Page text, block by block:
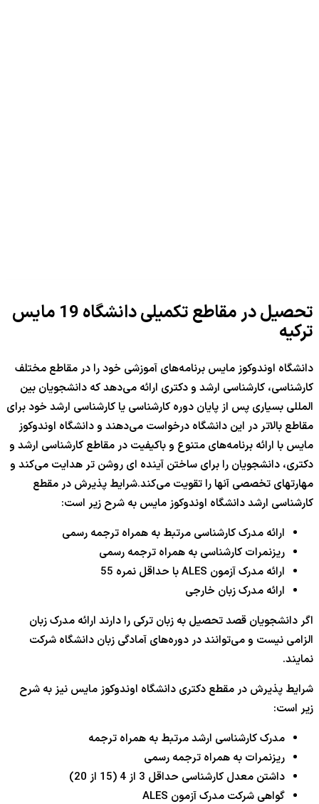
تحصیل در مقاطع تکمیلی دانشگاه 19 مایس
ترکیه
دانشگاه اوندوکوز مایس برنامه‌های آموزشی خود را در مقاطع مختلف
کارشناسی، کارشناسی ارشد و دکتری ارائه می‌دهد که دانشجویان بین
المللی بسیاری پس از پایان دوره کارشناسی یا کارشناسی ارشد خود برای
مقاطع بالاتر در این دانشگاه درخواست می‌دهند و دانشگاه اوندوکوز
مایس با ارائه برنامه‌های متنوع و باکیفیت در مقاطع کارشناسی ارشد و
دکتری، دانشجویان را برای ساختن آینده ای روشن تر هدایت می‌کند و
مهارتهای تخصصی آنها را تقویت می‌کند.شرایط پذیرش در مقطع
کارشناسی ارشد دانشگاه اوندوکوز مایس به شرح زیر است:
ارائه مدرک کارشناسی مرتبط به همراه ترجمه رسمی
ریزنمرات کارشناسی به همراه ترجمه رسمی
ارائه مدرک آزمون ALES با حداقل نمره 55
ارائه مدرک زبان خارجی
اگر دانشجویان قصد تحصیل به زبان ترکی را دارند ارائه مدرک زبان
الزامی نیست و می‌توانند در دوره‌های آمادگی زبان دانشگاه شرکت
نمایند.
شرایط پذیرش در مقطع دکتری دانشگاه اوندوکوز مایس نیز به شرح
زیر است:
مدرک کارشناسی ارشد مرتبط به همراه ترجمه
ریزنمرات به همراه ترجمه رسمی
داشتن معدل کارشناسی حداقل 3 از 4 (15 از 20)
گواهی شرکت مدرک آزمون ALES